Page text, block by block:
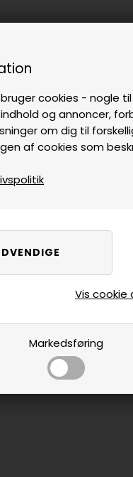
cookies - nogle
og annoncer,
om dig til
af cookies som
Markedsføring
Vis cookie